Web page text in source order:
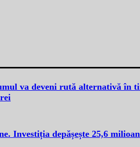
va deveni rută alternativă în
Investiția depășește 25,6